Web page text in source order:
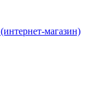
(интернет-магазин)